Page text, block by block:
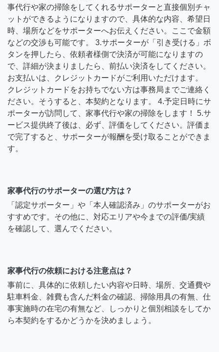
事代行や家の掃除をしてくれるサポーターと直接個別チャ
ットができるようになりますので、具体的な内容、希望日
時、場所などをサポーターへお伝えください。ここで金額
などの交渉も可能です。 3.サポーターが「引き受ける」ボ
タンを押したら、依頼者様側で決済が可能になりますの
で、詳細が決まりましたら、前払い決済をしてください。
お支払いは、クレジットカードがご利用いただけます。
クレジットカードをお持ちでない方は事務局までご連絡く
ださい。そうすると、本契約となります。 4.予定日時にサ
ポーターが訪問して、家事代行や家の掃除をします！ 5.サ
ービス提供終了後は、必ず、評価をしてください。評価ま
で完了すると、サポーターが報酬を受け取ることができま
す。
家事代行のサポーターの選び方は？
「認定サポーター」や「本人確認済み」のサポーターがお
すすめです。その他に、対応エリアや今までの評価/実績
を確認して、選んでください。
家事代行の依頼における注意点は？
事前に、具体的に依頼したい内容や日時、場所、交通費や
駐車料金、雑費も含んだ料金の確認、掃除用具の有無、仕
事実施時の在宅の有無など、しっかりと個別相談をしてか
ら本契約をするかどうかを決めましょう。